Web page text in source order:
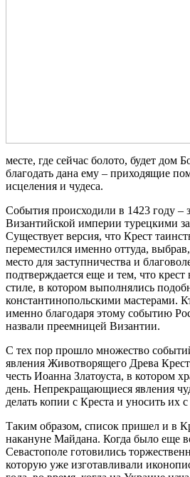
месте, где сейчас болото, будет дом
благодать дана ему – приходящие
исцеления и чудеса.
События происходили в 1423 году –
Византийской империи турецкими
Существует версия, что Крест
переместился именно оттуда,
место для заступничества и
подтверждается еще и тем, что
стиле, в котором выполнялись
константинопольскими мастерами.
именно благодаря этому событию
назвали преемницей Византии.
С тех пор прошло множество
явления Животворящего Древа
честь Иоанна Златоуста, в котором
день. Непрекращающиеся явления
делать копии с Креста и уносить их
Таким образом, список пришел и в
накануне Майдана. Когда было еще
Севастополе готовились
которую уже изготавливали